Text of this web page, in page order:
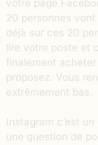
votre page
20 personnes
déjà sur ces 20
lire votre poste et
finalement
proposez. Vous
extrêmement bas.
Instagram c’est
une question de